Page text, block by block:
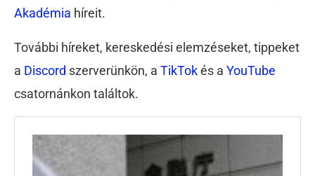
Akadémia híreit.
További híreket, kereskedési elemzéseket, tippeket
a Discord szerverünkön, a TikTokés a YouTube
csatornánkon találtok.